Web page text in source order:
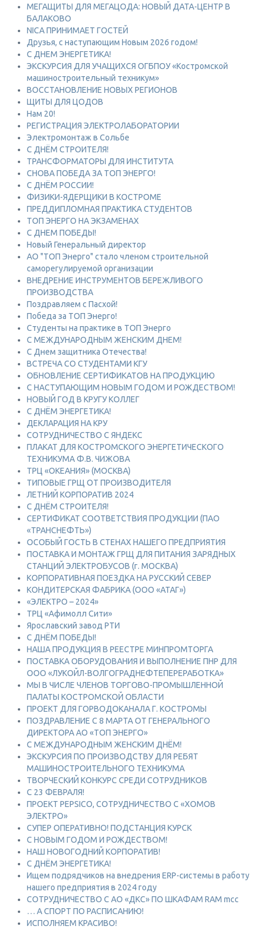
МЕГАЩИТЫ ДЛЯ МЕГАЦОДА: НОВЫЙ ДАТА-ЦЕНТР В
БАЛАКОВО
NICA ПРИНИМАЕТ ГОСТЕЙ
Друзья, с наступающим Новым 2026 годом!
С ДНЕМ ЭНЕРГЕТИКА!
ЭКСКУРСИЯ ДЛЯ УЧАЩИХСЯ ОГБПОУ «Костромской
машиностроительный техникум»
ВОССТАНОВЛЕНИЕ НОВЫХ РЕГИОНОВ
ЩИТЫ ДЛЯ ЦОДОВ
Нам 20!
РЕГИСТРАЦИЯ ЭЛЕКТРОЛАБОРАТОРИИ
Электромонтаж в Сольбе
С ДНЁМ СТРОИТЕЛЯ!
ТРАНСФОРМАТОРЫ ДЛЯ ИНСТИТУТА
СНОВА ПОБЕДА ЗА ТОП ЭНЕРГО!
С ДНЁМ РОССИИ!
ФИЗИКИ-ЯДЕРЩИКИ В КОСТРОМЕ
ПРЕДДИПЛОМНАЯ ПРАКТИКА СТУДЕНТОВ
ТОП ЭНЕРГО НА ЭКЗАМЕНАХ
С ДНЕМ ПОБЕДЫ!
Новый Генеральный директор
АО "ТОП Энерго" стало членом строительной
саморегулируемой организации
ВНЕДРЕНИЕ ИНСТРУМЕНТОВ БЕРЕЖЛИВОГО
ПРОИЗВОДСТВА
Поздравляем с Пасхой!
Победа за ТОП Энерго!
Студенты на практике в ТОП Энерго
С МЕЖДУНАРОДНЫМ ЖЕНСКИМ ДНЕМ!
С Днем защитника Отечества!
ВСТРЕЧА СО СТУДЕНТАМИ КГУ
ОБНОВЛЕНИЕ СЕРТИФИКАТОВ НА ПРОДУКЦИЮ
С НАСТУПАЮЩИМ НОВЫМ ГОДОМ И РОЖДЕСТВОМ!
НОВЫЙ ГОД В КРУГУ КОЛЛЕГ
С ДНЁМ ЭНЕРГЕТИКА!
ДЕКЛАРАЦИЯ НА КРУ
СОТРУДНИЧЕСТВО С ЯНДЕКС
ПЛАКАТ ДЛЯ КОСТРОМСКОГО ЭНЕРГЕТИЧЕСКОГО
ТЕХНИКУМА Ф.В. ЧИЖОВА
ТРЦ «ОКЕАНИЯ» (МОСКВА)
ТИПОВЫЕ ГРЩ ОТ ПРОИЗВОДИТЕЛЯ
ЛЕТНИЙ КОРПОРАТИВ 2024
С ДНЁМ СТРОИТЕЛЯ!
СЕРТИФИКАТ СООТВЕТСТВИЯ ПРОДУКЦИИ (ПАО
«ТРАНСНЕФТЬ»)
ОСОБЫЙ ГОСТЬ В СТЕНАХ НАШЕГО ПРЕДПРИЯТИЯ
ПОСТАВКА И МОНТАЖ ГРЩ ДЛЯ ПИТАНИЯ ЗАРЯДНЫХ
СТАНЦИЙ ЭЛЕКТРОБУСОВ (г. МОСКВА)
КОРПОРАТИВНАЯ ПОЕЗДКА НА РУССКИЙ СЕВЕР
КОНДИТЕРСКАЯ ФАБРИКА (ООО «АТАГ»)
«ЭЛЕКТРО – 2024»
ТРЦ «Афимолл Сити»
Ярославский завод РТИ
С ДНЁМ ПОБЕДЫ!
НАША ПРОДУКЦИЯ В РЕЕСТРЕ МИНПРОМТОРГА
ПОСТАВКА ОБОРУДОВАНИЯ И ВЫПОЛНЕНИЕ ПНР ДЛЯ
ООО «ЛУКОЙЛ-ВОЛГОГРАДНЕФТЕПЕРЕРАБОТКА»
МЫ В ЧИСЛЕ ЧЛЕНОВ ТОРГОВО-ПРОМЫШЛЕННОЙ
ПАЛАТЫ КОСТРОМСКОЙ ОБЛАСТИ
ПРОЕКТ ДЛЯ ГОРВОДОКАНАЛА Г. КОСТРОМЫ
ПОЗДРАВЛЕНИЕ С 8 МАРТА ОТ ГЕНЕРАЛЬНОГО
ДИРЕКТОРА АО «ТОП ЭНЕРГО»
С МЕЖДУНАРОДНЫМ ЖЕНСКИМ ДНЁМ!
ЭКСКУРСИЯ ПО ПРОИЗВОДСТВУ ДЛЯ РЕБЯТ
МАШИНОСТРОИТЕЛЬНОГО ТЕХНИКУМА
ТВОРЧЕСКИЙ КОНКУРС СРЕДИ СОТРУДНИКОВ
C 23 ФЕВРАЛЯ!
ПРОЕКТ PEPSICO, СОТРУДНИЧЕСТВО С «ХОМОВ
ЭЛЕКТРО»
СУПЕР ОПЕРАТИВНО! ПОДСТАНЦИЯ КУРСК
С НОВЫМ ГОДОМ И РОЖДЕСТВОМ!
НАШ НОВОГОДНИЙ КОРПОРАТИВ!
С ДНЁМ ЭНЕРГЕТИКА!
Ищем подрядчиков на внедрения ERP-системы в работу
нашего предприятия в 2024 году
СОТРУДНИЧЕСТВО С АО «ДКС» ПО ШКАФАМ RAM mcc
… А СПОРТ ПО РАСПИСАНИЮ!
ИСПОЛНЯЕМ КРАСИВО!